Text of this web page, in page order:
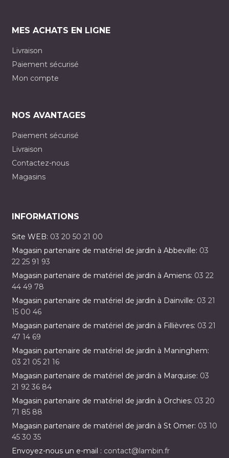
MES ACHATS EN LIGNE
Livraison
Paiement sécurisé
Mon compte
NOS AVANTAGES
Paiement sécurisé
Livraison
Contactez-nous
Magasins
INFORMATIONS
Site WEB: 03 20 50 21 00
Magasin partenaire de matériel de jardin à Abbeville: 03
22 25 91 93
Magasin partenaire de matériel de jardin à Amiens: 03 22
44 49 78
Magasin partenaire de matériel de jardin à Dainville: 03 21
15 00 46
Magasin partenaire de matériel de jardin à Fillièvres: 03 21
47 14 69
Magasin partenaire de matériel de jardin à Maninghem:
03 21 05 21 16
Magasin partenaire de matériel de jardin à Marquise: 03
21 92 36 84
Magasin partenaire de matériel de jardin à Orchies: 03 20
71 85 88
Magasin partenaire de matériel de jardin à St Omer: 03 10
45 30 35
Envoyez-nous un e-mail : contact@lambin.fr